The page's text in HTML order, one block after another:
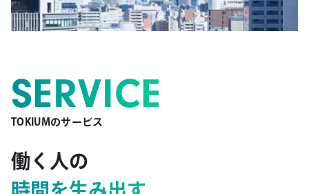
SERVICE
TOKIUMのサービス
働く人の
時間を生み出す